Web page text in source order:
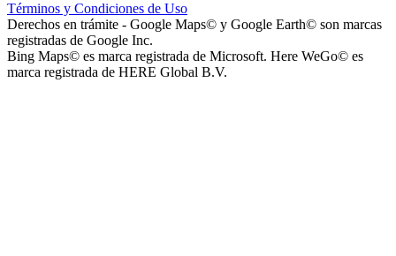
Instituto La Santísima Trinidad - Nivel Inicial
Términos y Condiciones de Uso
Derechos en trámite - Google Maps© y Google Earth© son marcas
registradas de Google Inc.
Bing Maps© es marca registrada de Microsoft. Here WeGo© es
marca registrada de HERE Global B.V.